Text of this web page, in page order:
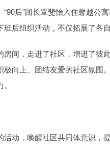
后”团长覃斐怡入住馨越公
后组织活动，不仅拓展了各
间，走进了社区，增进了彼
向上、团结友爱的社区氛围
动，唤醒社区共同体意识，